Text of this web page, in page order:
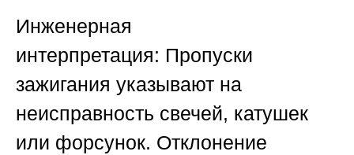
Инженерная
интерпретация: Пропуски
зажигания указывают на
неисправность свечей, катушек
или форсунок. Отклонение